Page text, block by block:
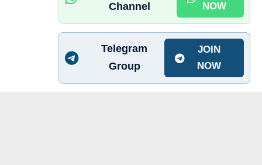
Channel
NOW
Telegram
Group
JOIN
NOW